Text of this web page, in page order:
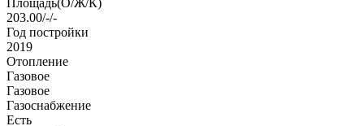
203.00/-/-
Год постройки
2019
Отопление
Газовое
Газовое
Газоснабжение
Есть